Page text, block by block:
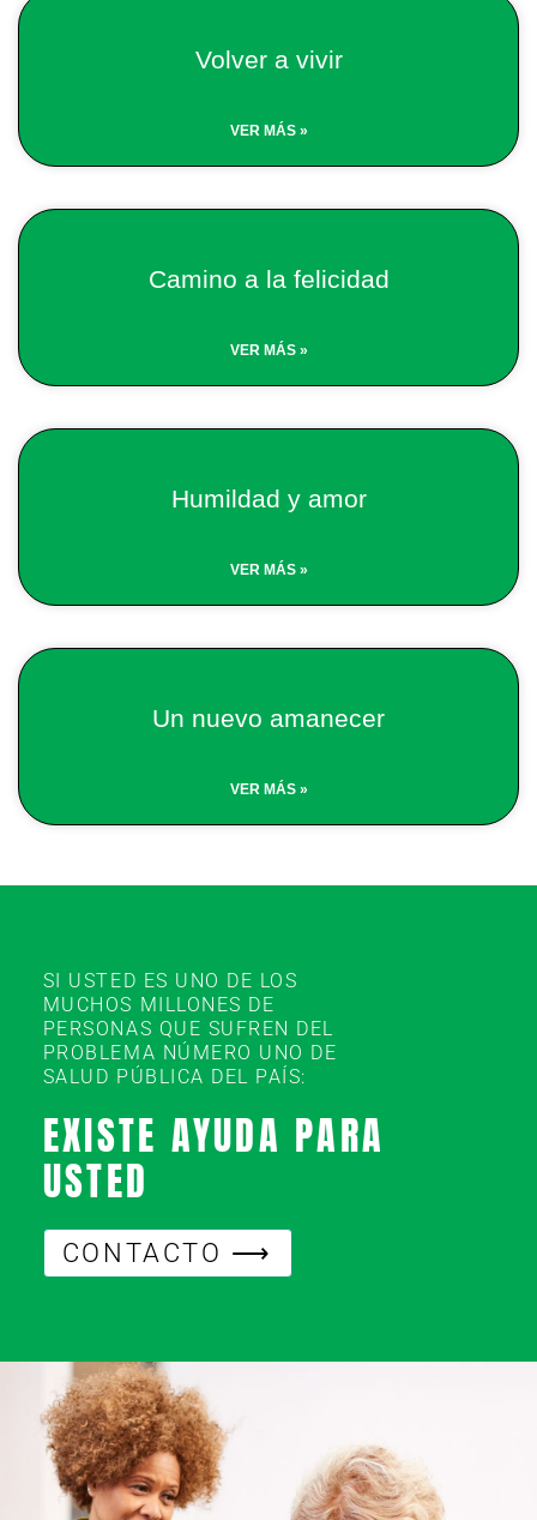
Volver a vivir
VER MÁS »
Camino a la felicidad
VER MÁS »
Humildad y amor
VER MÁS »
Un nuevo amanecer
VER MÁS »
SI USTED ES UNO DE LOS
MUCHOS MILLONES DE
PERSONAS QUE SUFREN DEL
PROBLEMA NÚMERO UNO DE
SALUD PÚBLICA DEL PAÍS:
EXISTE AYUDA PARA
USTED
CONTACTO ⟶